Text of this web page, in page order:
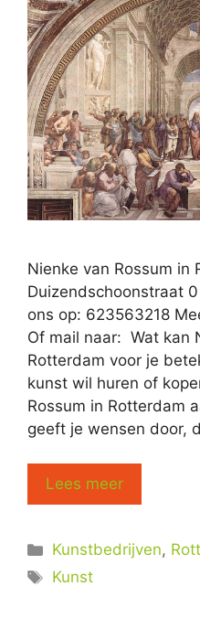
Nienke van Rossum in
Duizendschoonstraat
ons op: 623563218
Of mail naar: Wat kan
Rotterdam voor je
kunst wil huren of
Rossum in Rotterdam
geeft je wensen door,
Lees meer
Categorieën
Kunstbedrijven,
Tags
Kunst